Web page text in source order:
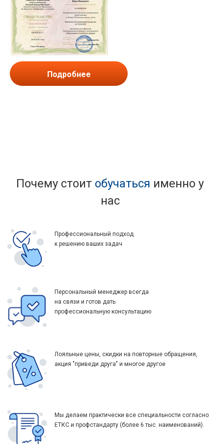
Подробнее
Почему стоит обучаться именно у
нас
Профессиональный подход
к решению ваших задач
Персональный менеджер всегда
на связи и готов дать
профессиональную консультацию
Лояльные цены, скидки на повторные обращения,
акция "приведи друга" и многое другое
Мы делаем практически все специальности согласно
ЕТКС и профстандарту (более 6 тыс. наименований).